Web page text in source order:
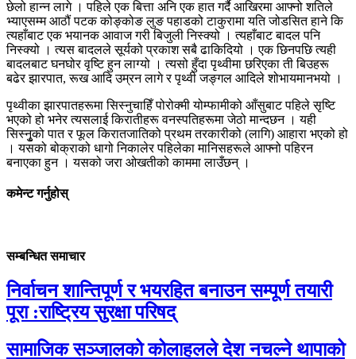
छेलो हान्न लागे । पहिले एक बित्ता अनि एक हात गर्दै आखिरमा आफ्नो शतिले
भ्याएसम्म आठौं पटक कोङ्कोङ लुङ पहाडको टाकुरामा यति जोडसित हाने कि
त्यहाँबाट एक भयानक आवाज गरी बिजुली निस्क्यो । त्यहाँबाट बादल पनि
निस्क्यो । त्यस बादलले सूर्यको प्रकाश सबै ढाकिदियो । एक छिनपछि त्यही
बादलबाट घनघोर वृष्टि हुन लाग्यो । त्यसो हुँदा पृथ्वीमा छरिएका ती बिउहरू
बढेर झारपात, रूख आदि उम्रन लागे र पृथ्वी जङ्गल आदिले शोभायमानभयो ।
पृथ्वीका झारपातहरूमा सिस्नुचाहिँ पोरोक्मी योम्फामीको आँसुबाट पहिले सृष्टि
भएको हो भनेर त्यसलाई किरातीहरू वनस्पतिहरूमा जेठो मान्दछन । यही
सिस्नृुको पात र फूल किरातजातिको प्रथम तरकारीको (लागि) आहारा भएको हो
। यसको बोक्राको धागो निकालेर पहिलेका मानिसहरूले आफ्नो पहिरन
बनाएका हुन । यसको जरा ओखतीको काममा लाउँछन् ।
कमेन्ट गर्नुहोस्
सम्बन्धित समाचार
निर्वाचन शान्तिपूर्ण र भयरहित बनाउन सम्पूर्ण तयारी
पूरा :राष्ट्रिय सुरक्षा परिषद्
सामाजिक सञ्जालको कोलाहलले देश नचल्ने थापाको